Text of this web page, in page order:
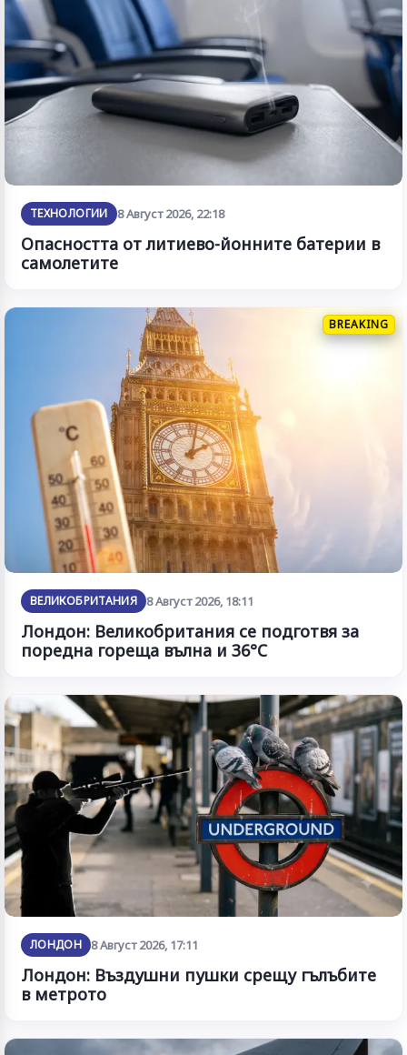
ТЕХНОЛОГИИ 8 Август 2026, 22:18
Опасността от литиево-йонните батерии в
самолетите
BREAKING
ВЕЛИКОБРИТАНИЯ 8 Август 2026, 18:11
Лондон: Великобритания се подготвя за
поредна гореща вълна и 36°C
ЛОНДОН 8 Август 2026, 17:11
Лондон: Въздушни пушки срещу гълъбите
в метрото